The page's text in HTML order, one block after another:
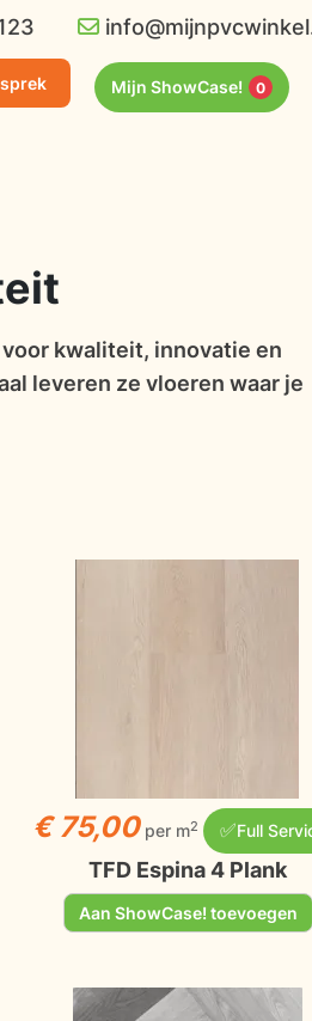
Mijn ShowCase! 0
kwaliteit, innovatie en
leveren ze vloeren waar je
€ 75,00 per m2 ✅Full
TFD Espina 4 Plank
Aan ShowCase! toevoegen